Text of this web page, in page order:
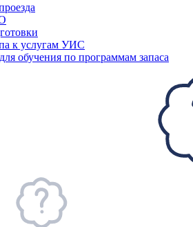
к услугам УИС
обучения по программам запаса